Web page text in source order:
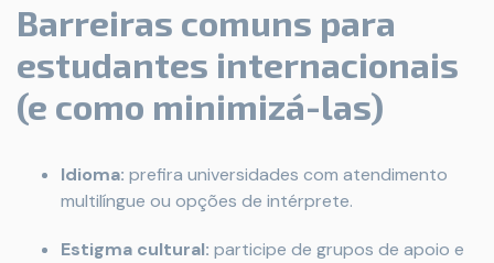
Barreiras comuns para
estudantes internacionais
(e como minimizá-las)
Idioma: prefira universidades com atendimento
multilíngue ou opções de intérprete.
Estigma cultural: participe de grupos de apoio e